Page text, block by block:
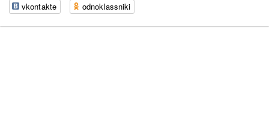
vkontakte
odnoklassniki